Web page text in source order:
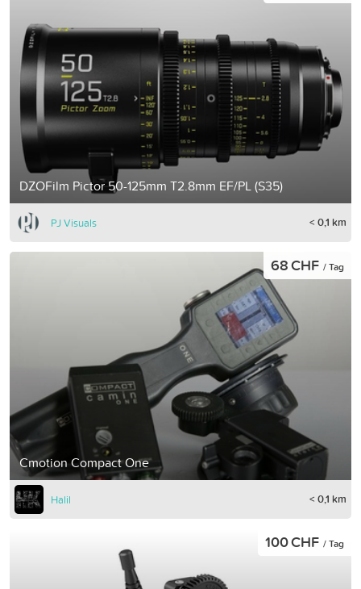
DZOFilm Pictor 50-125mm T2.8mm EF/PL (S35)
PJ Visuals < 0,1 km
Cmotion Compact One
68 CHF / Tag
Halil < 0,1 km
100 CHF / Tag